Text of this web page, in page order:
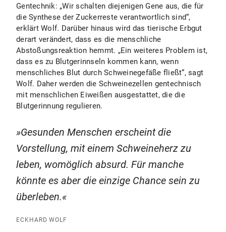
Gentechnik: „Wir schalten diejenigen Gene aus, die für
die Synthese der Zuckerreste verantwortlich sind“,
erklärt Wolf. Darüber hinaus wird das tierische Erbgut
derart verändert, dass es die menschliche
Abstoßungsreaktion hemmt. „Ein weiteres Problem ist,
dass es zu Blutgerinnseln kommen kann, wenn
menschliches Blut durch Schweinegefäße fließt“, sagt
Wolf. Daher werden die Schweinezellen gentechnisch
mit menschlichen Eiweißen ausgestattet, die die
Blutgerinnung regulieren.
Gesunden Menschen erscheint die
Vorstellung, mit einem Schweineherz zu
leben, womöglich absurd. Für manche
könnte es aber die einzige Chance sein zu
überleben.
ECKHARD WOLF